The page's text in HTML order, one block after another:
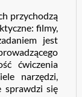
przychodzą
filmy,
jest
ćwiczenia
narzędzi,
sprawdzi się